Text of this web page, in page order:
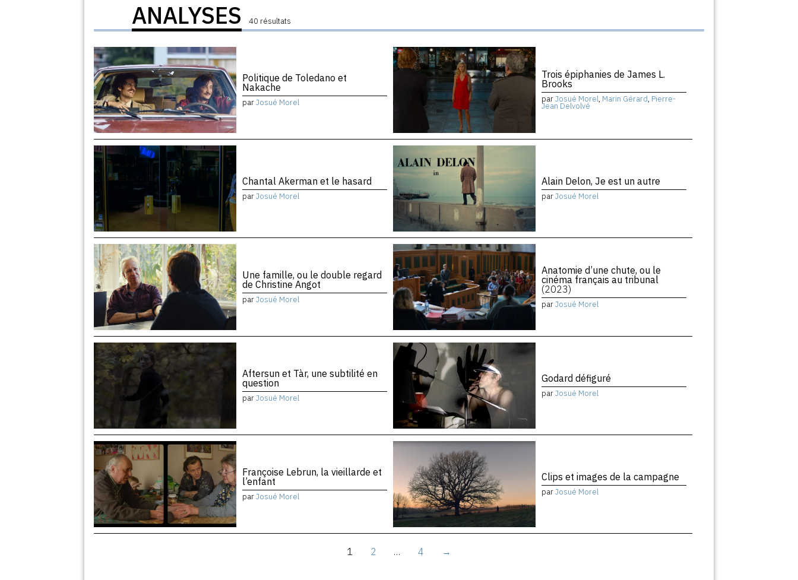
ANALYSES 40 résultats
Politique de Toledano et
Nakache
parJosué Morel
Trois épiphanies de James L.
Brooks
parJosué Morel, Marin Gérard, Pierre-
Jean Delvolvé
Chantal Akerman et le hasard
parJosué Morel
Alain Delon, Je est un autre
parJosué Morel
Une famille, ou le double regard
de Christine Angot
parJosué Morel
Anatomie d’une chute, ou le
cinéma français au tribunal
(2023)
parJosué Morel
Aftersun et Tàr, une subtilité en
question
parJosué Morel
Godard défiguré
parJosué Morel
Françoise Lebrun, la vieillarde et
l’enfant
parJosué Morel
Clips et images de la campagne
parJosué Morel
1 2 … 4 →